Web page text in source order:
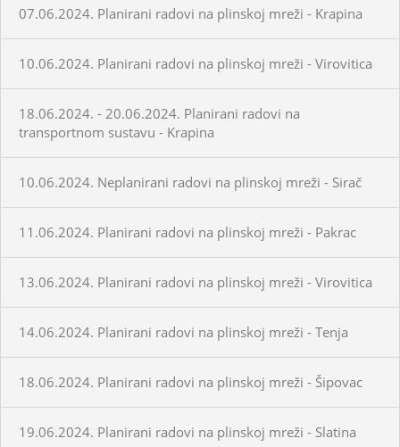
07.06.2024. Planirani radovi na plinskoj mreži - Krapina
10.06.2024. Planirani radovi na plinskoj mreži - Virovitica
18.06.2024. - 20.06.2024. Planirani radovi na
transportnom sustavu - Krapina
10.06.2024. Neplanirani radovi na plinskoj mreži - Sirač
11.06.2024. Planirani radovi na plinskoj mreži - Pakrac
13.06.2024. Planirani radovi na plinskoj mreži - Virovitica
14.06.2024. Planirani radovi na plinskoj mreži - Tenja
18.06.2024. Planirani radovi na plinskoj mreži - Šipovac
19.06.2024. Planirani radovi na plinskoj mreži - Slatina